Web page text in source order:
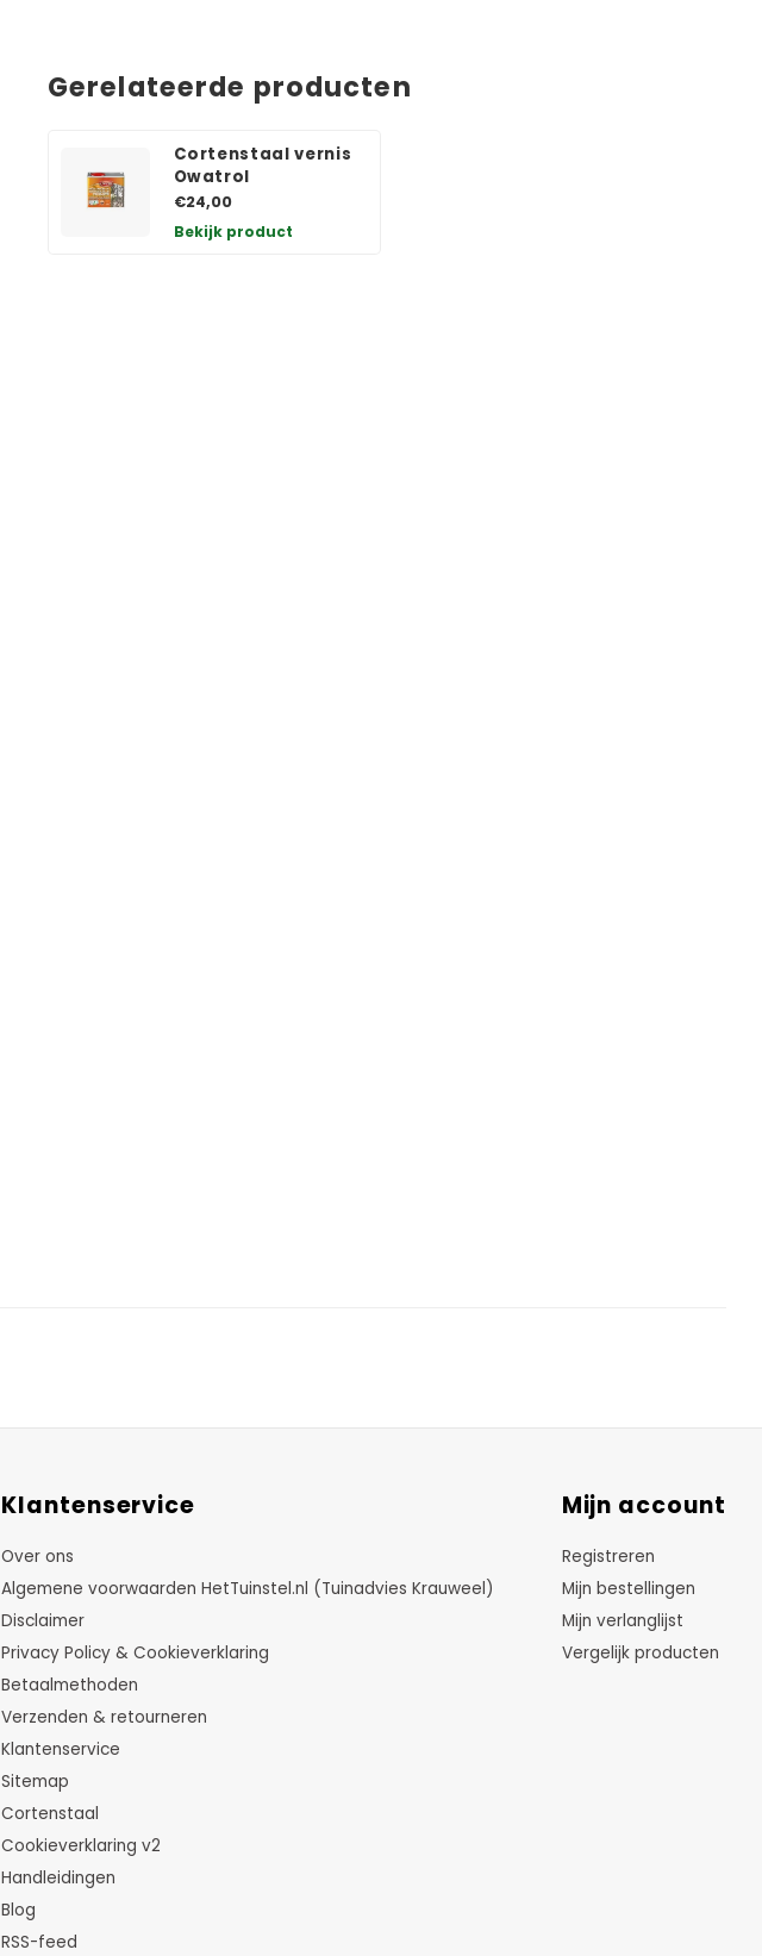
Gerelateerde producten
Cortenstaal vernis
Owatrol
€24,00
Bekijk product
Klantenservice
Over ons
Algemene voorwaarden HetTuinstel.nl (Tuinadvies Krauweel)
Disclaimer
Privacy Policy & Cookieverklaring
Betaalmethoden
Verzenden & retourneren
Klantenservice
Sitemap
Cortenstaal
Cookieverklaring v2
Handleidingen
Blog
RSS-feed
Mijn account
Registreren
Mijn bestellingen
Mijn verlanglijst
Vergelijk producten